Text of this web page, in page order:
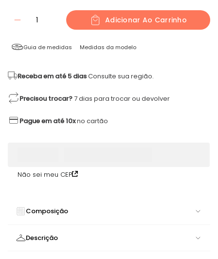
1 Adicionar Ao Carrinho
Guia de medidas Medidas da modelo
Receba em até 5 diasConsulte sua região.
Precisou trocar?7 dias para trocar ou devolver
Pague em até 10xno cartão
Não sei meu CEP
Composição
Descrição